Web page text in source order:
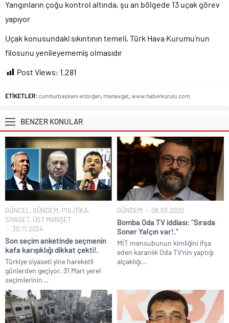
Yangınların çoğu kontrol altında, şu an bölgede 13 uçak görev
yapıyor
Uçak konusundaki sıkıntının temeli, Türk Hava Kurumu’nun
filosunu yenileyememiş olmasıdır
Post Views: 1.281
ETİKETLER: cumhurbaşkanı erdoğan manavgat www.haberkurulu.com
BENZER KONULAR
GÜNCEL , GÜNDEM, POLİTİKA,
SİYASET, ÜST MANŞET
30.11.2024
Son seçim anketinde seçmenin
kafa karışıklığı dikkat çekti!.
Türkiye siyaseti yine hareketli
günlerden geçiyor. 31 Mart yerel
seçimlerinin...
GÜNDEM 08.03.2020
Bomba Oda TV iddiası: “Sırada
Soner Yalçın var!.”
MİT mensubunun kimliğini ifşa
eden karanlık Oda TV’nin yaptığı
alçaklığı...